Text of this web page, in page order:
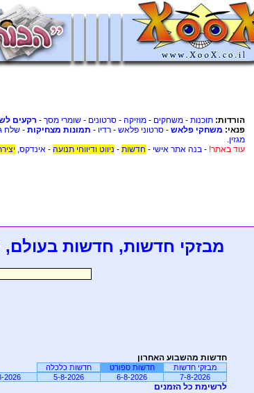
הורדות: תוכנות - משחקים - מוזיקה - סרטונים - שומרי מסך - רקעים
פנאי: משחקי פלאש - סרטוני פלאש - רדיו - תמונות מצחיקות - שלח
מגזין.
עוד באתר! - בנה אתר אישי - חדשות - ניווט ודיווחי תנועה - אינדקס,
מבזקי חדשות, חדשות
חדשות מהשבוע האחרון
מבזקי חדשות חדשות ספורט
חדשות כלכלה
7-8-2026
6-8-2026
5-8-2026
2026
לרשימת כל הזמנים